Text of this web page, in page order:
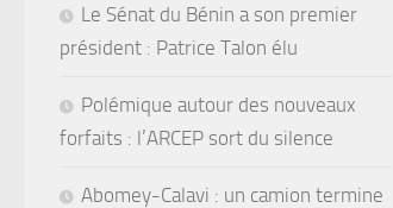
Le Sénat du Bénin a son premier
président : Patrice Talon élu
Polémique autour des nouveaux
forfaits : l’ARCEP sort du silence
Abomey-Calavi : un camion termine